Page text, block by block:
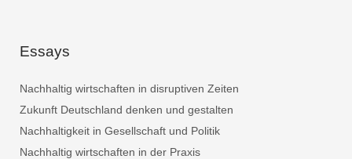
Essays
Nachhaltig wirtschaften in disruptiven Zeiten
Zukunft Deutschland denken und gestalten
Nachhaltigkeit in Gesellschaft und Politik
Nachhaltig wirtschaften in der Praxis